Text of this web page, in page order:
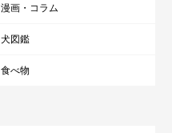
漫画・コラム
犬図鑑
食べ物